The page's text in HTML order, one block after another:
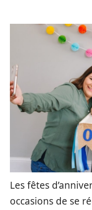
Les fêtes
occasions de se